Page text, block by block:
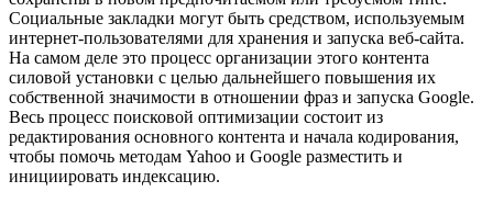
Социальные закладки могут быть средством, используемым
интернет-пользователями для хранения и запуска веб-сайта.
На самом деле это процесс организации этого контента
силовой установки с целью дальнейшего повышения их
собственной значимости в отношении фраз и запуска Google.
Весь процесс поисковой оптимизации состоит из
редактирования основного контента и начала кодирования,
чтобы помочь методам Yahoo и Google разместить и
инициировать индексацию.